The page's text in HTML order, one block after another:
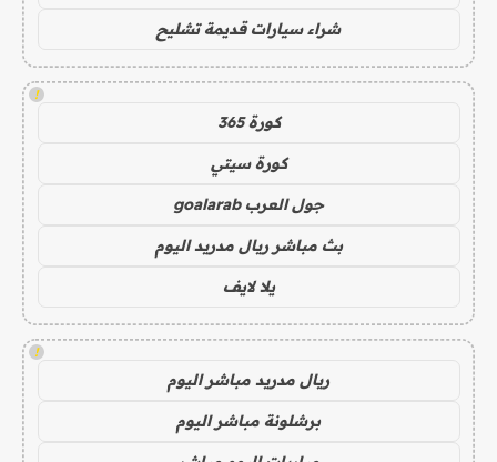
شراء سيارات قديمة تشليح
!
كورة 365
كورة سيتي
جول العرب goalarab
بث مباشر ريال مدريد اليوم
يلا لايف
!
ريال مدريد مباشر اليوم
برشلونة مباشر اليوم